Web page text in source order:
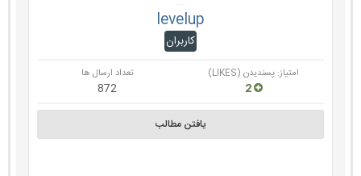
levelup
کاربران
امتیاز: پسندیدن (LIKES)
2
تعداد ارسال ها
872
یافتن مطالب